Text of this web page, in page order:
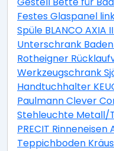
Festes Glaspanel
Spüle BLANCO
Unterschrank
Rotheigner
Werkzeugschrank
Handtuchhalter
Paulmann Clever
Stehleuchte Metall/
PRECIT
Teppichboden